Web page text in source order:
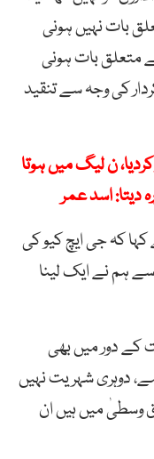
بات نہیں ہونی
متعلق بات ہونی
کی وجہ سے تنقید
ن لیگ میں ہوتا
دیتا: اسد عمر
کہ جی ایچ کیو کی
ہم نے ایک لینا
دور میں بھی
دوہری شہریت نہیں
مشرق وسطیٰ میں ہیں ان